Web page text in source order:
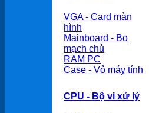
VGA - Card màn
hình
Mainboard - Bo
mạch chủ
RAM PC
Case - Vỏ máy tính
CPU - Bộ vi xử lý